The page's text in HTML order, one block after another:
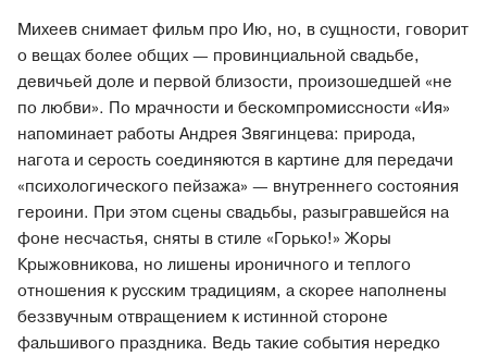
Михеев снимает фильм про Ию, но, в сущности, говорит
о вещах более общих — провинциальной свадьбе,
девичьей доле и первой близости, произошедшей «не
по любви». По мрачности и бескомпромиссности «Ия»
напоминает работы Андрея Звягинцева: природа,
нагота и серость соединяются в картине для передачи
«психологического пейзажа» — внутреннего состояния
героини. При этом сцены свадьбы, разыгравшейся на
фоне несчастья, сняты в стиле «Горько!» Жоры
Крыжовникова, но лишены ироничного и теплого
отношения к русским традициям, а скорее наполнены
беззвучным отвращением к истинной стороне
фальшивого праздника. Ведь такие события нередко